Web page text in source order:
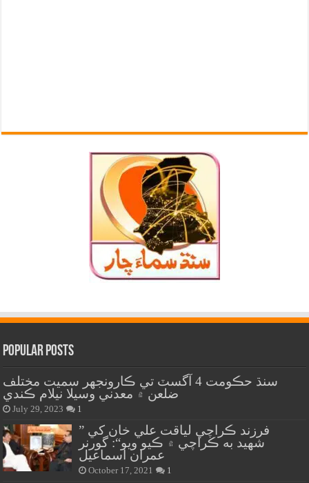
Popular Posts
سنڌ حڪومت 4 آگسٽ تي ڪارونجهر سميت مختلف
ضلعن ۾ معدني وسيلا نيلام ڪندي
July 29, 2023 1
” فرزند ڪراچي لياقت علي خان کي
شهيد به ڪراچي ۾ ڪيو ويو“: گورنر
عمران اسماعيل
October 17, 2021 1